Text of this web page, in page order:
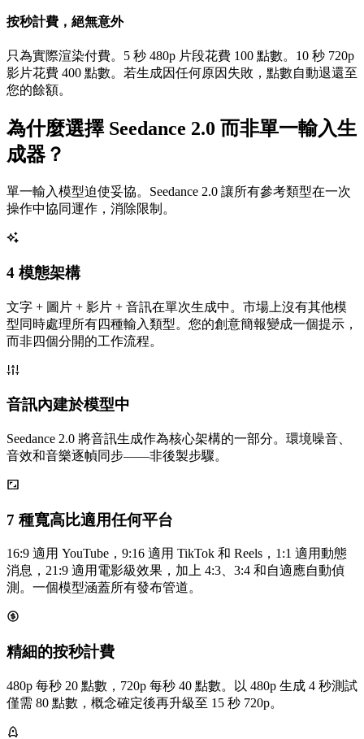
按秒計費，絕無意外
只為實際渲染付費。5 秒 480p 片段花費 100 點數。10 秒 720p
影片花費 400 點數。若生成因任何原因失敗，點數自動退還至
您的餘額。
為什麼選擇 Seedance 2.0 而非單一輸入生
成器？
單一輸入模型迫使妥協。Seedance 2.0 讓所有參考類型在一次
操作中協同運作，消除限制。
4 模態架構
文字 + 圖片 + 影片 + 音訊在單次生成中。市場上沒有其他模
型同時處理所有四種輸入類型。您的創意簡報變成一個提示，
而非四個分開的工作流程。
音訊內建於模型中
Seedance 2.0 將音訊生成作為核心架構的一部分。環境噪音、
音效和音樂逐幀同步——非後製步驟。
7 種寬高比適用任何平台
16:9 適用 YouTube，9:16 適用 TikTok 和 Reels，1:1 適用動態
消息，21:9 適用電影級效果，加上 4:3、3:4 和自適應自動偵
測。一個模型涵蓋所有發布管道。
精細的按秒計費
480p 每秒 20 點數，720p 每秒 40 點數。以 480p 生成 4 秒測試
僅需 80 點數，概念確定後再升級至 15 秒 720p。